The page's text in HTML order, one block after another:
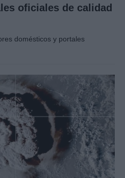
oficiales de calidad
domésticos y portales